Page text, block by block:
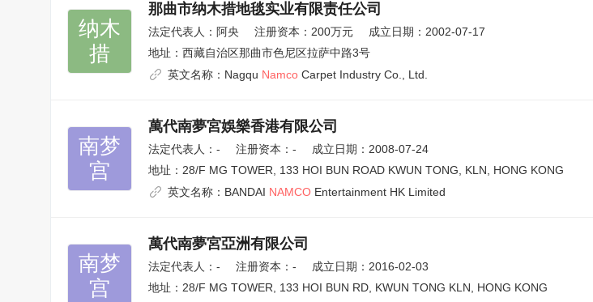
纳木
措
那曲市纳木措地毯实业有限责任公司
法定代表人： 阿央 注册资本：200万元
成立日期：2002-07-17
地址： 西藏自治区那曲市色尼区拉萨中路3号
英文名称： Nagqu Namco Carpet Industry Co., Ltd.
南梦
宫
萬代南夢宮娛樂香港有限公司
法定代表人： - 注册资本：-
成立日期：2008-07-24
地址： 28/F MG TOWER, 133 HOI BUN ROAD KWUN TONG, KLN, HONG KONG
英文名称： BANDAI NAMCO Entertainment HK Limited
南梦
宫
萬代南夢宮亞洲有限公司
法定代表人： - 注册资本：-
成立日期：2016-02-03
地址： 28/F MG TOWER, 133 HOI BUN RD, KWUN TONG KLN, HONG KONG